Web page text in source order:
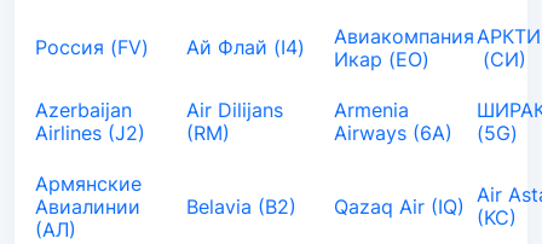
Россия (FV) Ай Флай (I4)
Авиакомпания
Икар (EO)
(СИ)
Azerbaijan
Airlines (J2)
Air Dilijans
(RM)
Armenia
Airways (6A)
(5G)
Армянские
Авиалинии
(АЛ)
Belavia (B2) Qazaq Air (IQ) Air
(KC)